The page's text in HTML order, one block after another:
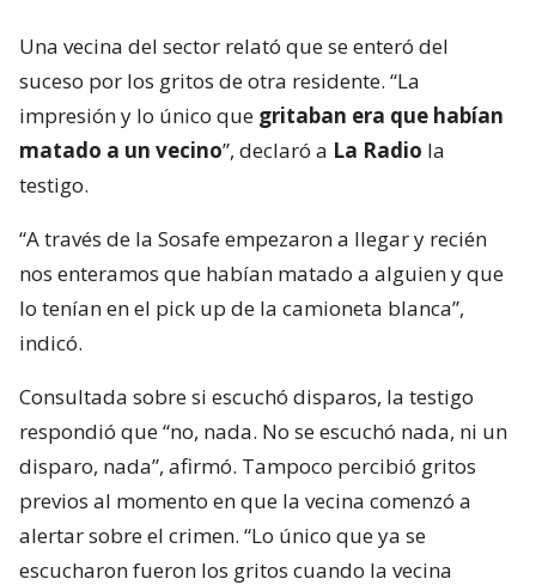
Una vecina del sector relató que se enteró del
suceso por los gritos de otra residente. “La
impresión y lo único que gritaban era que habían
matado a un vecino”, declaró a La Radio la
testigo.
“A través de la Sosafe empezaron a llegar y recién
nos enteramos que habían matado a alguien y que
lo tenían en el pick up de la camioneta blanca”,
indicó.
Consultada sobre si escuchó disparos, la testigo
respondió que “no, nada. No se escuchó nada, ni un
disparo, nada”, afirmó. Tampoco percibió gritos
previos al momento en que la vecina comenzó a
alertar sobre el crimen. “Lo único que ya se
escucharon fueron los gritos cuando la vecina